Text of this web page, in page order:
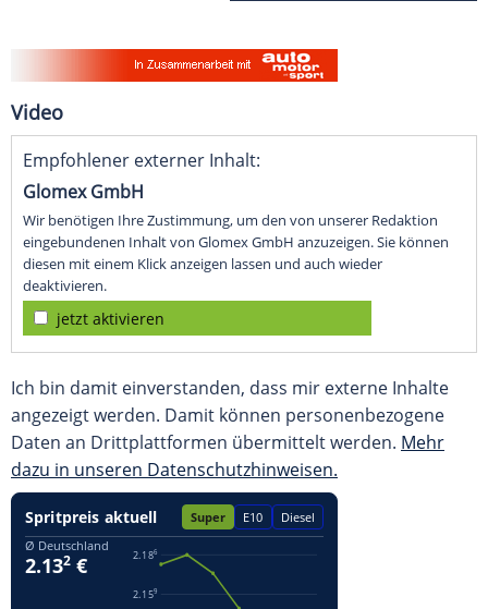
Video
Empfohlener externer Inhalt:
Glomex GmbH
Wir benötigen Ihre Zustimmung, um den von unserer Redaktion
eingebundenen Inhalt von Glomex GmbH anzuzeigen. Sie können
diesen mit einem Klick anzeigen lassen und auch wieder
deaktivieren.
jetzt aktivieren
Ich bin damit einverstanden, dass mir externe Inhalte
angezeigt werden. Damit können personenbezogene
Daten an Drittplattformen übermittelt werden. Mehr
dazu in unseren Datenschutzhinweisen.